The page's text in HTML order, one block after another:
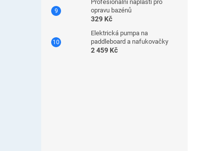
Profesionální náplasti pro
opravu bazénů
329 Kč
Elektrická pumpa na
paddleboard a nafukovačky
2 459 Kč